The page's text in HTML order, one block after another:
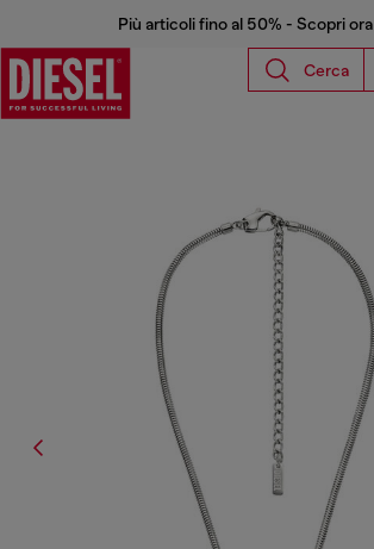
Più articoli fino al 50% - Scopri ora
Cerca